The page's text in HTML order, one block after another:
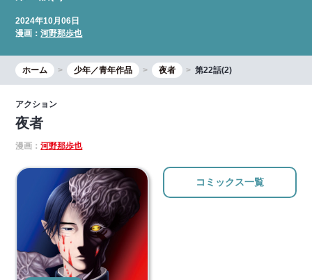
2024年10月06日
漫画：河野那歩也
ホーム 少年／青年作品 夜者 第22話(2)
アクション
夜者
漫画：河野那歩也
コミックス一覧